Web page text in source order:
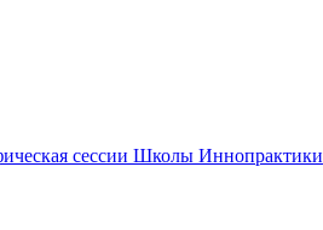
сессии Школы Иннопрактики